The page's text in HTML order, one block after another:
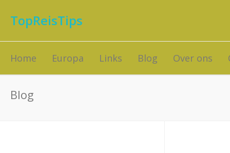
TopReisTips
Home Europa Links Blog Over ons
Blog